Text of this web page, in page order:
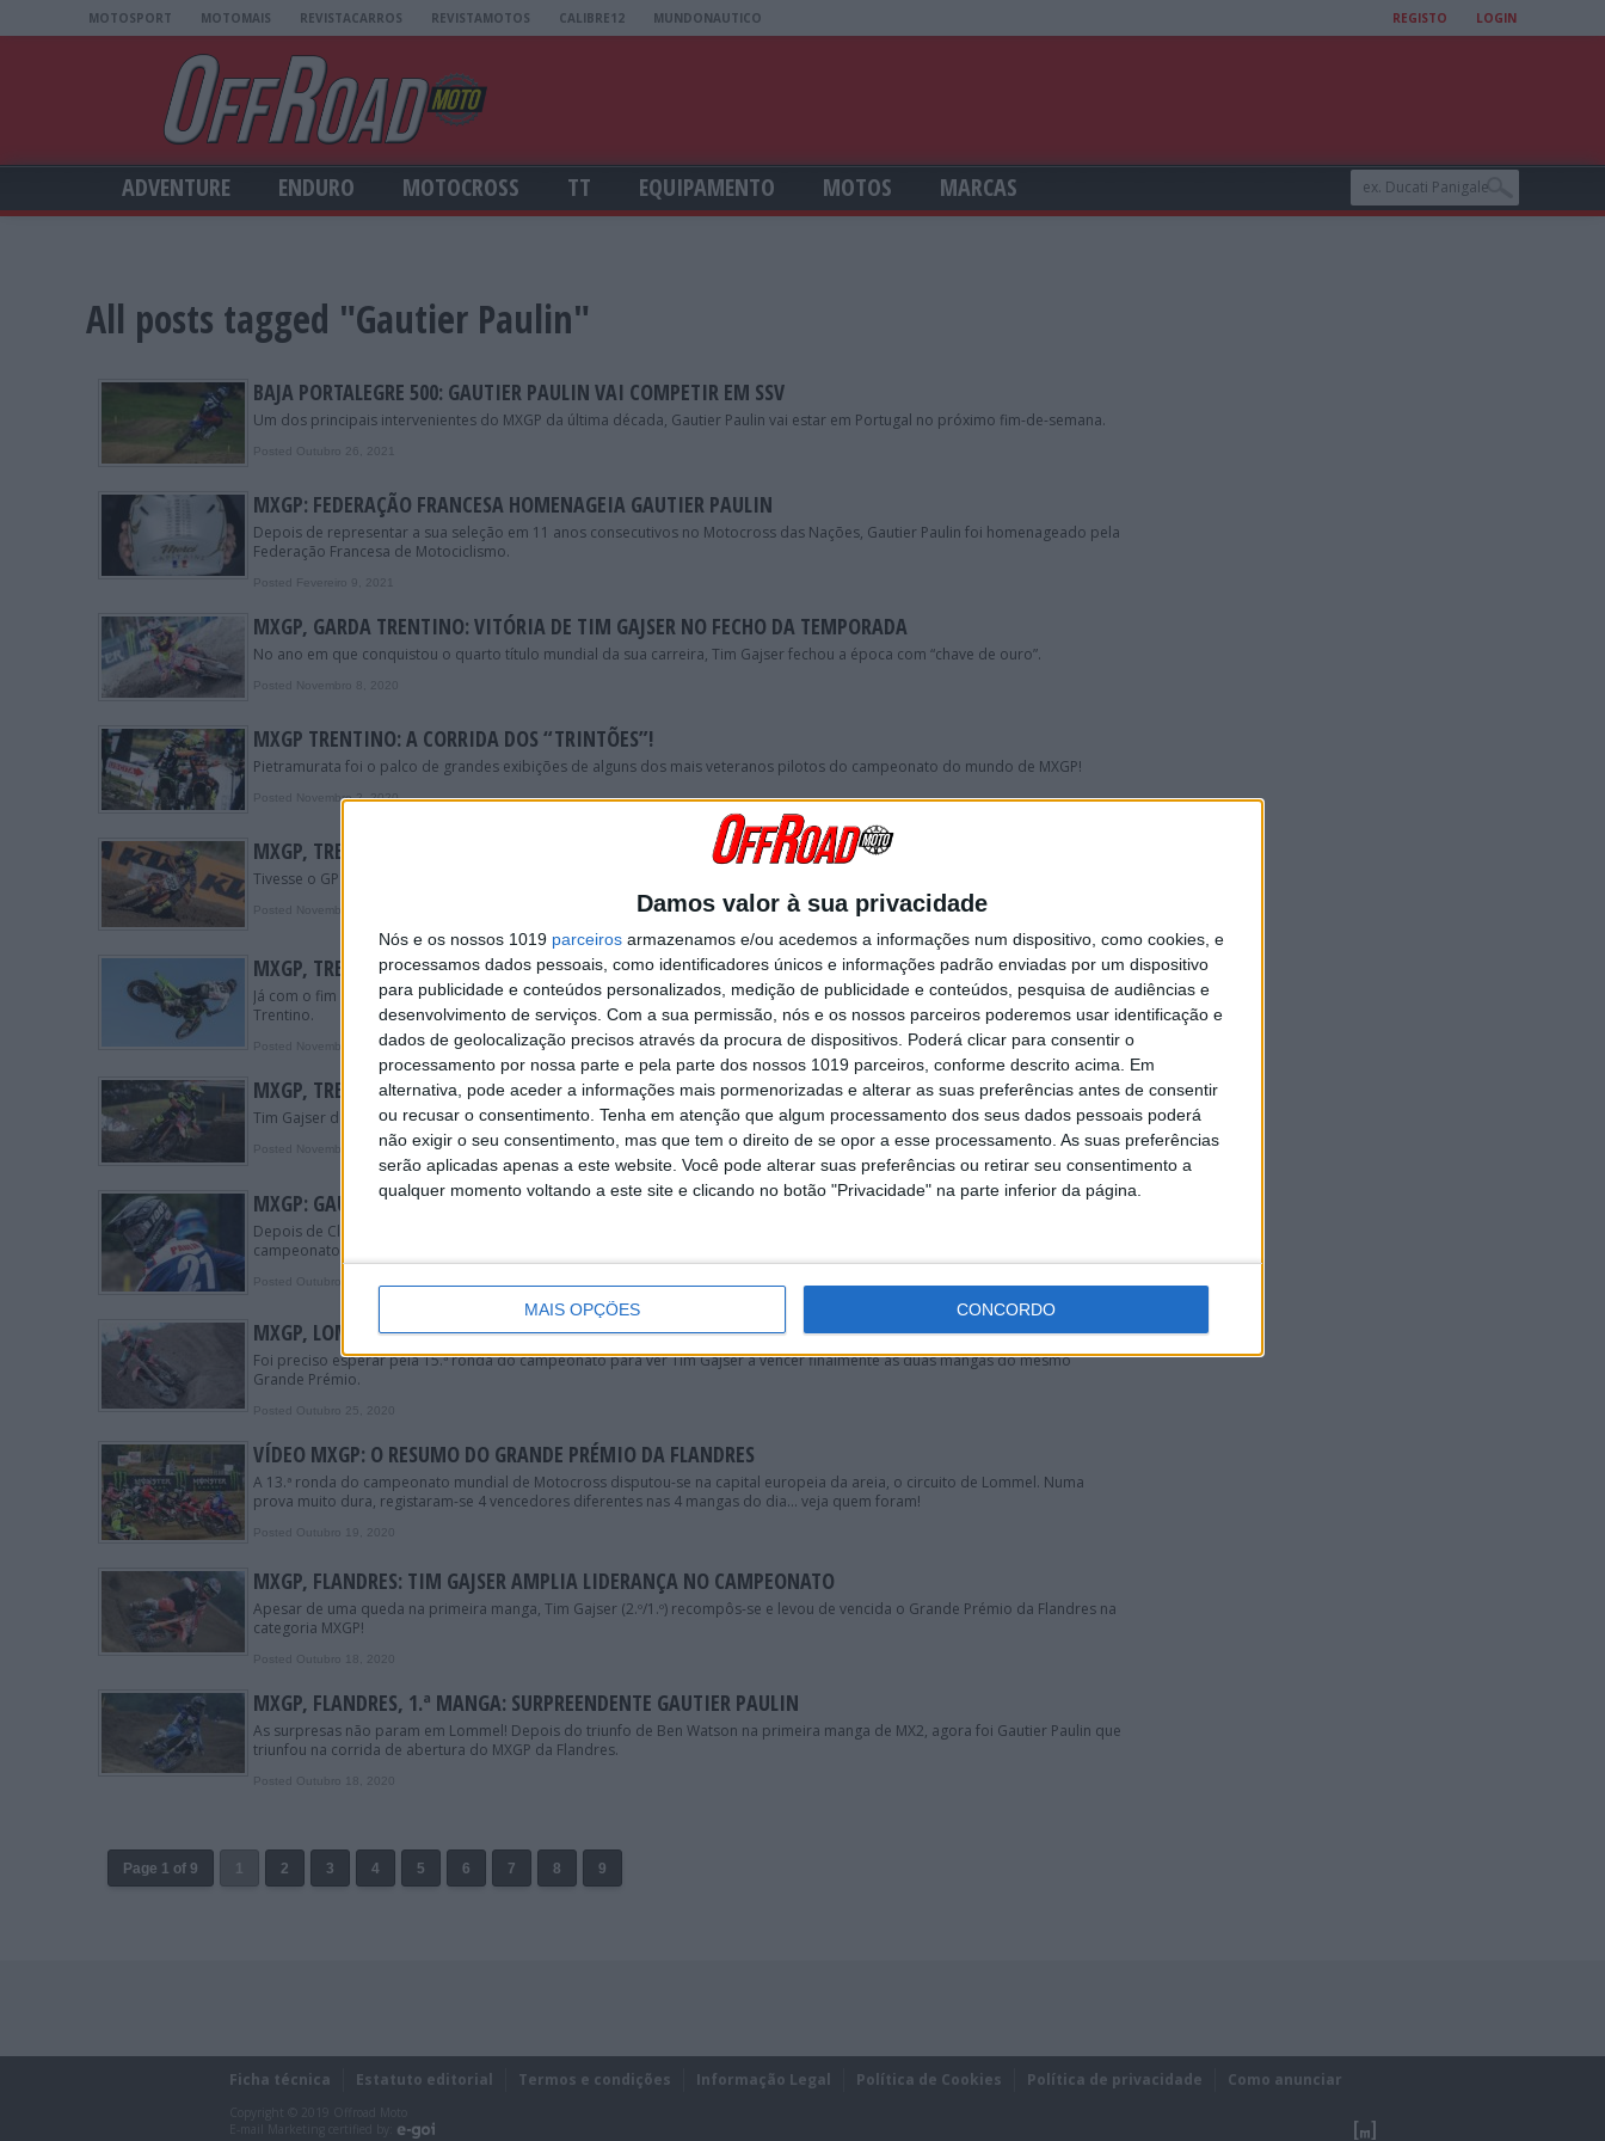
Damos valor à sua privacidade
Nós e os nossos 1019 parceiros armazenamos e/ou acedemos a informações num dispositivo, como cookies, e
processamos dados pessoais, como identificadores únicos e informações padrão enviadas por um dispositivo
para publicidade e conteúdos personalizados, medição de publicidade e conteúdos, pesquisa de audiências e
desenvolvimento de serviços. Com a sua permissão, nós e os nossos parceiros poderemos usar identificação e
dados de geolocalização precisos através da procura de dispositivos. Poderá clicar para consentir o
processamento por nossa parte e pela parte dos nossos 1019 parceiros, conforme descrito acima. Em
alternativa, pode aceder a informações mais pormenorizadas e alterar as suas preferências antes de consentir
ou recusar o consentimento. Tenha em atenção que algum processamento dos seus dados pessoais poderá
não exigir o seu consentimento, mas que tem o direito de se opor a esse processamento. As suas preferências
serão aplicadas apenas a este website. Você pode alterar suas preferências ou retirar seu consentimento a
qualquer momento voltando a este site e clicando no botão "Privacidade" na parte inferior da página.
MAIS OPÇÕES CONCORDO
MOTOSPORT MOTOMAIS REVISTACARROS REVISTAMOTOS CALIBRE12 MUNDONAUTICO REGISTO LOGIN
ADVENTURE ENDURO MOTOCROSS TT EQUIPAMENTO MOTOS MARCAS
All posts tagged "Gautier Paulin"
BAJA PORTALEGRE 500: GAUTIER PAULIN VAI COMPETIR EM SSV
Um dos principais intervenientes do MXGP da última década, Gautier Paulin vai estar em Portugal no próximo fim-de-semana.
Posted Outubro 26, 2021
MXGP: FEDERAÇÃO FRANCESA HOMENAGEIA GAUTIER PAULIN
Depois de representar a sua seleção em 11 anos consecutivos no Motocross das Nações, Gautier Paulin foi homenageado pela
Federação Francesa de Motociclismo.
Posted Fevereiro 9, 2021
MXGP, GARDA TRENTINO: VITÓRIA DE TIM GAJSER NO FECHO DA TEMPORADA
No ano em que conquistou o quarto título mundial da sua carreira, Tim Gajser fechou a época com “chave de ouro”.
Posted Novembro 8, 2020
MXGP TRENTINO: A CORRIDA DOS “TRINTÕES”!
Pietramurata foi o palco de grandes exibições de alguns dos mais veteranos pilotos do campeonato do mundo de MXGP!
Posted Novembro 2, 2020
MXGP, TRENTINO: VITÓRIA N.º 92 NA CARREIRA DE ANTONIO CAIROLI
Tivesse o GP de Trentino a presença de público, a vitória de Antonio Cairoli seria comemorada em grande pelos italianos!
Posted Novembro 1, 2020
MXGP, TRENTINO, 2.ª MANGA: SURPRESA DE CLEMENT DESALLE
Já com o fim da sua carreira à vista, Clement Desalle surpreendeu tudo e todos ao vencer a segunda manga do MXGP de
Trentino.
Posted Novembro 1, 2020
MXGP, TRENTINO, 1.ª MANGA: DOMÍNIO DE TIM GAJSER
Tim Gajser deu uma lição de condução a todos os seus adversários na primeira manga do MXGP de Trentino.
Posted Novembro 1, 2020
MXGP: GAUTIER PAULIN PÕE PONTO FINAL NA SUA CARREIRA
Depois de Clement Desalle anunciar a sua retirada do MXGP, Gautier Paulin deu hoje a conhecer que este é o seu último ano no
campeonato do mundo de Motocross.
Posted Outubro 29, 2020
MXGP, LOMMEL: PRIMEIRA “DOBRADINHA” DO ANO PARA TIM GAJSER
Foi preciso esperar pela 15.ª ronda do campeonato para ver Tim Gajser a vencer finalmente as duas mangas do mesmo
Grande Prémio.
Posted Outubro 25, 2020
VÍDEO MXGP: O RESUMO DO GRANDE PRÉMIO DA FLANDRES
A 13.ª ronda do campeonato mundial de Motocross disputou-se na capital europeia da areia, o circuito de Lommel. Numa
prova muito dura, registaram-se 4 vencedores diferentes nas 4 mangas do dia... veja quem foram!
Posted Outubro 19, 2020
MXGP, FLANDRES: TIM GAJSER AMPLIA LIDERANÇA NO CAMPEONATO
Apesar de uma queda na primeira manga, Tim Gajser (2.º/1.º) recompôs-se e levou de vencida o Grande Prémio da Flandres na
categoria MXGP!
Posted Outubro 18, 2020
MXGP, FLANDRES, 1.ª MANGA: SURPREENDENTE GAUTIER PAULIN
As surpresas não param em Lommel! Depois do triunfo de Ben Watson na primeira manga de MX2, agora foi Gautier Paulin que
triunfou na corrida de abertura do MXGP da Flandres.
Posted Outubro 18, 2020
Page 1 of 9 1 2 3 4 5 6 7 8 9
Ficha técnica Estatuto editorial Termos e condições Informação Legal Política de Cookies Política de privacidade Como anunciar